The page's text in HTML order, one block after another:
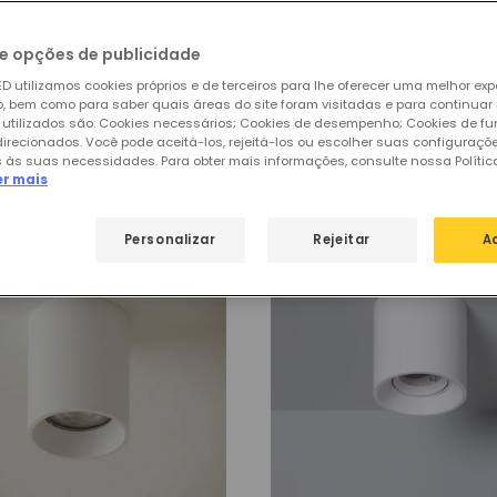
quadrados, retangulares ou sugestivos, modelos
visual.
tais como metal, madeira, concreto, com um ou
plafons de teto LEDque dispomos.
Apliques de Tecto
opções de publicidade
utilizamos cookies próprios e de terceiros para lhe oferecer uma melhor
bem como para saber quais áreas do site foram visitadas e para continuar
utilizados são: Cookies necessários; Cookies de desempenho; Cookies de
Você pode aceitá-los, rejeitá-los ou escolher suas
suas necessidades. Para obter mais informações, consulte nossa
mais
Rejeitar
Personalizar